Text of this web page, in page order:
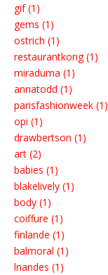
gif (1)
gems (1)
ostrich (1)
restaurantkong (1)
miraduma (1)
annatodd (1)
parisfashionweek (1)
opi (1)
drawbertson (1)
art (2)
babies (1)
blakelively (1)
body (1)
coiffure (1)
finlande (1)
balmoral (1)
lnandes (1)